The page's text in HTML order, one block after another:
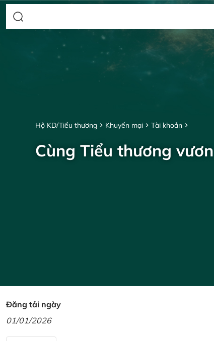
Hộ KD/Tiểu thương Khuyến mại Tài khoản
Cùng Tiểu thương
Đăng tải ngày
01/01/2026